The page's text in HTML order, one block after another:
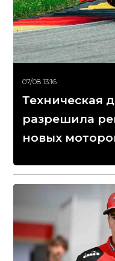
07/08 13:16
Техническая
разрешила
новых